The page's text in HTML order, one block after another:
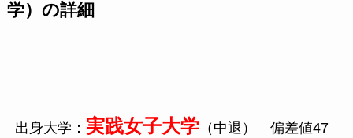
学）の詳細
出身大学： 実践女子大学（中退） 偏差値47